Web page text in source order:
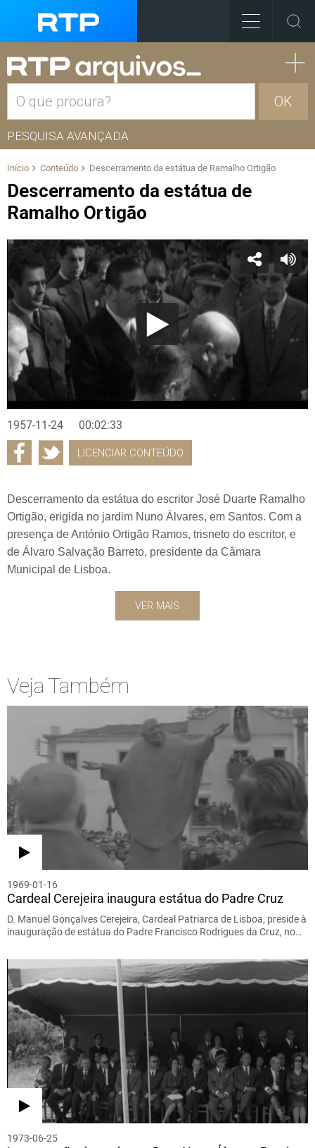
OK
PESQUISA AVANÇADA
Início Conteúdo Descerramento da estátua de Ramalho Ortigão
Descerramento da estátua de
Ramalho Ortigão
1957-11-24 00:02:33
LICENCIAR CONTEÚDO
Descerramento da estátua do escritor José Duarte Ramalho
Ortigão, erigida no jardim Nuno Álvares, em Santos. Com a
presença de António Ortigão Ramos, trisneto do escritor, e
de Álvaro Salvação Barreto, presidente da Câmara
Municipal de Lisboa.
VER MAIS
Veja Também
1969-01-16
Cardeal Cerejeira inaugura estátua do Padre Cruz
D. Manuel Gonçalves Cerejeira, Cardeal Patriarca de Lisboa, preside à
inauguração de estátua do Padre Francisco Rodrigues da Cruz, no…
1973-06-25